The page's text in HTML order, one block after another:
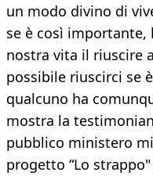
un modo divino di
se è così
nostra vita il riuscire
possibile riuscirci se
qualcuno ha
mostra la
pubblico ministero
progetto “Lo